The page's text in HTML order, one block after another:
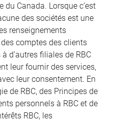
du Canada. Lorsque c’est
des sociétés est une
renseignements
comptes des clients
d’autres filiales de RBC
leur fournir des services,
leur consentement. En
de RBC, des Principes de
personnels à RBC et de
RBC, les